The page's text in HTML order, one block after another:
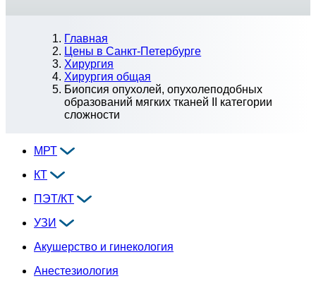
Главная
Цены в Санкт-Петербурге
Хирургия
Хирургия общая
Биопсия опухолей, опухолеподобных
образований мягких тканей II категории
сложности
МРТ
КТ
ПЭТ/КТ
УЗИ
Акушерство и гинекология
Анестезиология